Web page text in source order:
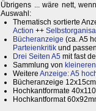
Übrigens ... wäre nett,
Auswahl:
Thematisch sortierte
Action ++
Bücheranzeige (ca. A5
Parteienkritik und
Drei Seiten A5 mit fast
Sammlung von kleineren
Weitere Anzeige: A5
Bücheranzeige
Hochkantformate
Hochkantformat